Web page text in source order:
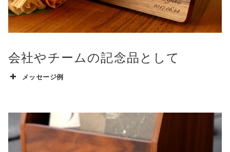
会社やチームの記念品として
メッセージ例